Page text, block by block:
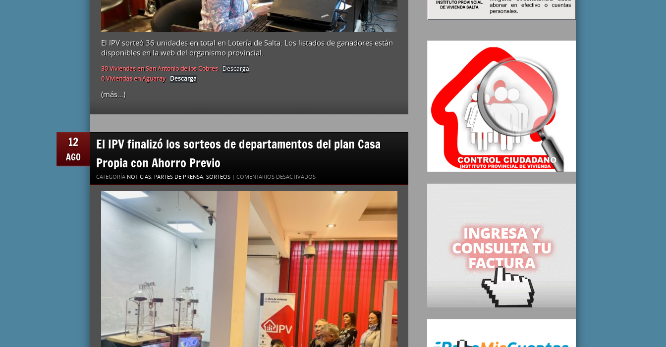
El IPV sorteó 36 unidades en total en Lotería de Salta. Los listados de ganadores están
disponibles en la web del organismo provincial.
30 Viviendas en San Antonio de los Cobres
Descarga
6 Viviendas en Aguaray
Descarga
(más…)
12
AGO
El IPV finalizó los sorteos de departamentos del plan Casa
Propia con Ahorro Previo
CATEGORÍA NOTICIAS, PARTES DE PRENSA, SORTEOS | COMENTARIOS DESACTIVADOSEN
EL
SORTEOS
DEPARTAMENTOS
DEL
PLAN
PROPIA
CON
PREVIO